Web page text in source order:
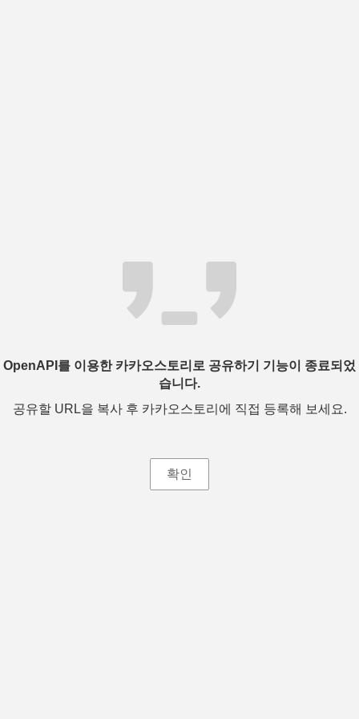
OpenAPI를 이용한 카카오스토리로 공유하기 기능이 종료되었
습니다.
공유할 URL을 복사 후 카카오스토리에 직접 등록해 보세요.
확인